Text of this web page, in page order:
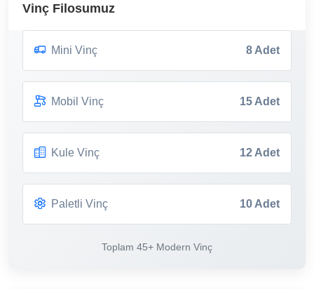
Vinç Filosumuz
Mini Vinç 8 Adet
Mobil Vinç 15 Adet
Kule Vinç 12 Adet
Paletli Vinç 10 Adet
Toplam 45+ Modern Vinç